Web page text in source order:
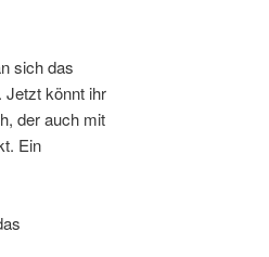
sich das
Jetzt könnt ihr
der auch mit
Ein